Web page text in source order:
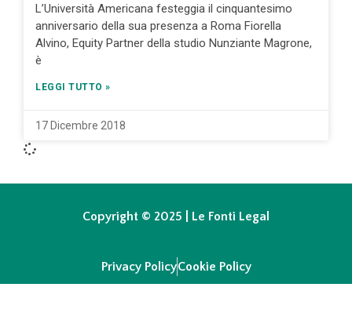
L’Università Americana festeggia il cinquantesimo
anniversario della sua presenza a Roma Fiorella
Alvino, Equity Partner della studio Nunziante Magrone,
è
LEGGI TUTTO »
17 Dicembre 2018
Copyright © 2025 | Le Fonti Legal
Privacy PolicyCookie Policy